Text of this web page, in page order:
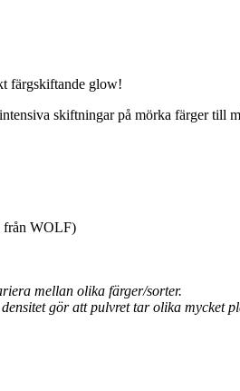
färgskiftande glow!
skiftningar på mörka färger till
från WOLF)
mellan olika färger/sorter.
gör att pulvret tar olika mycket